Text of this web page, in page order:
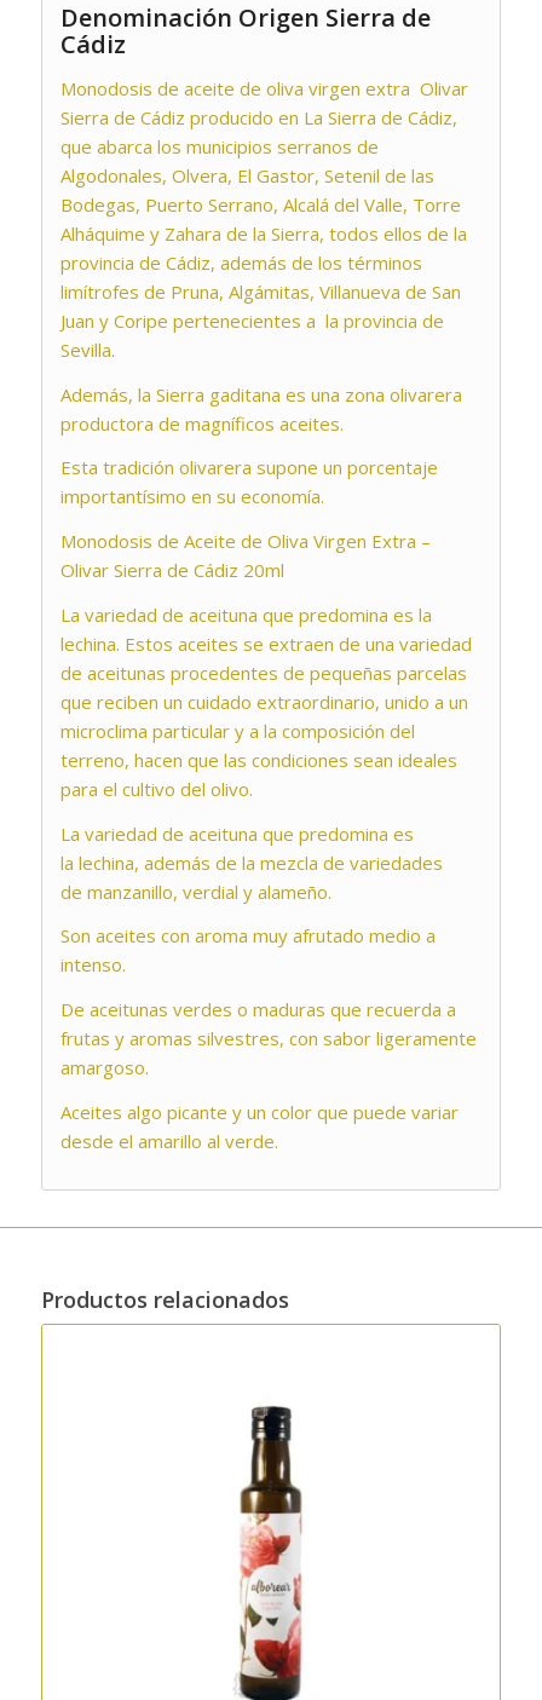
Denominación Origen Sierra de
Cádiz
Monodosis de aceite de oliva virgen extra Olivar
Sierra de Cádiz producido en La Sierra de Cádiz,
que abarca los municipios serranos de
Algodonales, Olvera, El Gastor, Setenil de las
Bodegas, Puerto Serrano, Alcalá del Valle, Torre
Alháquime y Zahara de la Sierra, todos ellos de la
provincia de Cádiz, además de los términos
limítrofes de Pruna, Algámitas, Villanueva de San
Juan y Coripe pertenecientes a la provincia de
Sevilla.
Además, la Sierra gaditana es una zona olivarera
productora de magníficos aceites.
Esta tradición olivarera supone un porcentaje
importantísimo en su economía.
Monodosis de Aceite de Oliva Virgen Extra –
Olivar Sierra de Cádiz 20ml
La variedad de aceituna que predomina es la
lechina. Estos aceites se extraen de una variedad
de aceitunas procedentes de pequeñas parcelas
que reciben un cuidado extraordinario, unido a un
microclima particular y a la composición del
terreno, hacen que las condiciones sean ideales
para el cultivo del olivo.
La variedad de aceituna que predomina es
la lechina, además de la mezcla de variedades
de manzanillo, verdial y alameño.
Son aceites con aroma muy afrutado medio a
intenso.
De aceitunas verdes o maduras que recuerda a
frutas y aromas silvestres, con sabor ligeramente
amargoso.
Aceites algo picante y un color que puede variar
desde el amarillo al verde.
Productos relacionados